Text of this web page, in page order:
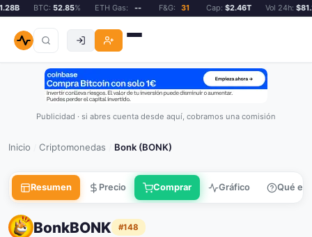
BTC:52.85% ETH Gas: -- F&G: 31 Cap:$2.46T Vol 24h:
Publicidad · si abres cuenta desde aquí, cobramos una comisión
Inicio Criptomonedas Bonk (BONK)
Resumen Precio Comprar Gráfico Qué es
BonkBONK #148